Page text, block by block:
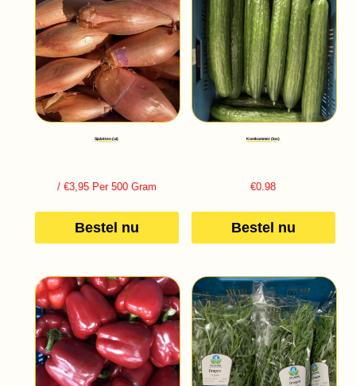
Sjalotten (ui)
/ €3,95 Per 500 Gram
Bestel nu
Komkommer (los)
€0.98
Bestel nu